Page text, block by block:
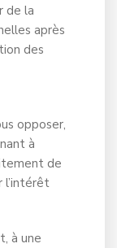
de la
après
des
opposer,
à
de
l’intérêt
à une